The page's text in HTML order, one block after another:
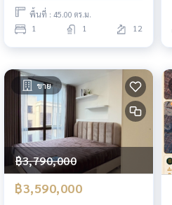
พื้นที่ : 45.00 ตร.ม.
1 1 12
ขาย
฿3,790,000
฿3,590,000